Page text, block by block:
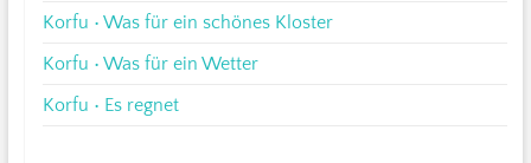
Korfu • Was für ein schönes Kloster
Korfu • Was für ein Wetter
Korfu • Es regnet